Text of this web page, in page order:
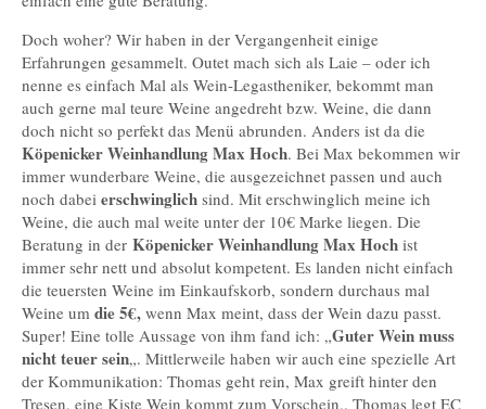
Doch woher? Wir haben in der Vergangenheit einige
Erfahrungen gesammelt. Outet mach sich als Laie – oder ich
nenne es einfach Mal als Wein-Legastheniker, bekommt man
auch gerne mal teure Weine angedreht bzw. Weine, die dann
doch nicht so perfekt das Menü abrunden. Anders ist da die
Köpenicker Weinhandlung Max Hoch. Bei Max bekommen wir
immer wunderbare Weine, die ausgezeichnet passen und auch
noch dabei erschwinglich sind. Mit erschwinglich meine ich
Weine, die auch mal weite unter der 10€ Marke liegen. Die
Beratung in der Köpenicker Weinhandlung Max Hoch ist
immer sehr nett und absolut kompetent. Es landen nicht einfach
die teuersten Weine im Einkaufskorb, sondern durchaus mal
Weine um die 5€, wenn Max meint, dass der Wein dazu passt.
Super! Eine tolle Aussage von ihm fand ich: „Guter Wein muss
nicht teuer sein„. Mittlerweile haben wir auch eine spezielle Art
der Kommunikation: Thomas geht rein, Max greift hinter den
Tresen, eine Kiste Wein kommt zum Vorschein,. Thomas legt EC